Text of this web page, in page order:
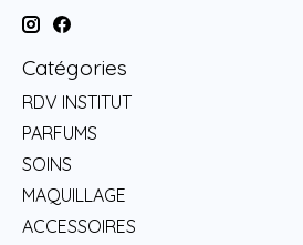
Catégories
RDV INSTITUT
PARFUMS
SOINS
MAQUILLAGE
ACCESSOIRES